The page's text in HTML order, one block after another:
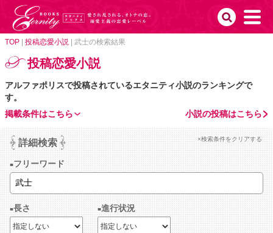
TOP 投稿恋愛小説 武士の検索結果
投稿恋愛小説
アルファポリスで投稿されているエタニティ小説のランキングで
す。
小説の投稿はこちら
掲載条件はこちら
詳細検索 ×検索条件をクリアする
フリーワード
長さ 進行状況